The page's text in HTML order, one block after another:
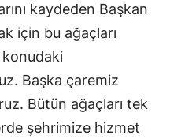
kaydeden Başkan
için bu ağaçları
konudaki
Başka çaremiz
Bütün ağaçları tek
şehrimize hizmet